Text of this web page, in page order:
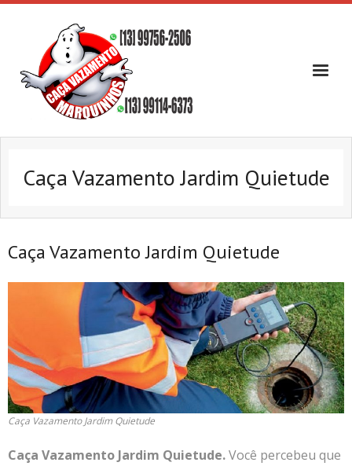
Skip
Caça Vazamento Jardim Quietude
Caça Vazamento Jardim Quietude
Caça Vazamento Jardim Quietude
Caça Vazamento Jardim Quietude.Você percebeu que